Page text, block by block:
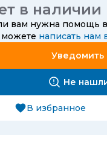
в наличии
вам нужна помощь
написать нам
Уведомить
Не
В избранное